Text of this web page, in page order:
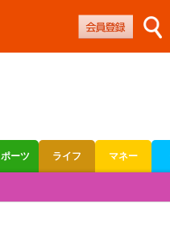
ーツ ライフ マネー